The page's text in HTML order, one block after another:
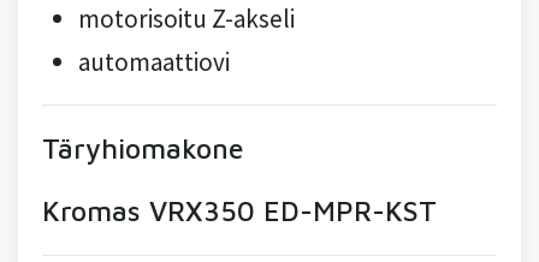
motorisoitu Z-akseli
automaattiovi
Täryhiomakone
Kromas VRX350 ED-MPR-KST